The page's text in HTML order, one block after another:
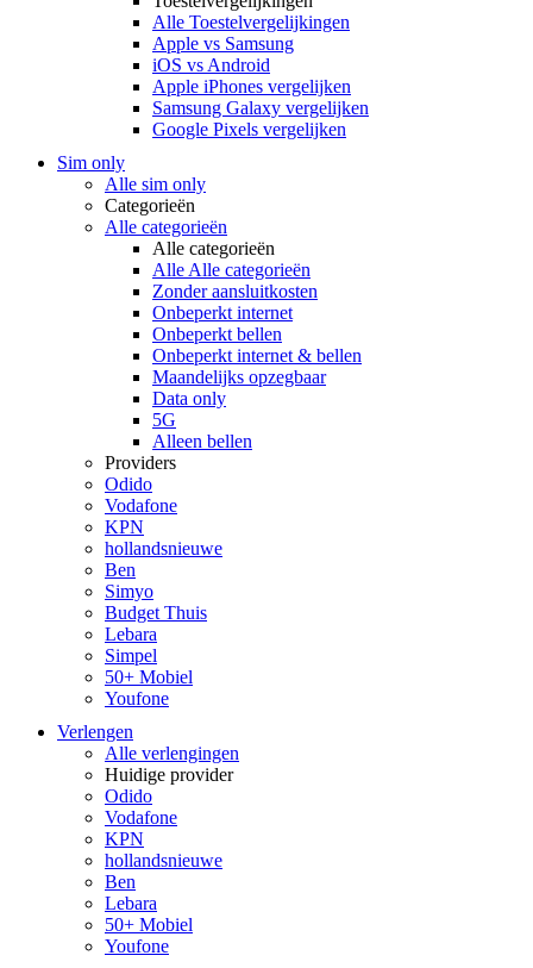
Alle Toestelvergelijkingen
Apple vs Samsung
iOS vs Android
Apple iPhones vergelijken
Samsung Galaxy vergelijken
Google Pixels vergelijken
Sim only
Alle sim only
Categorieën
Alle categorieën
Alle categorieën
Alle Alle categorieën
Zonder aansluitkosten
Onbeperkt internet
Onbeperkt bellen
Onbeperkt internet & bellen
Maandelijks opzegbaar
Data only
5G
Alleen bellen
Providers
Odido
Vodafone
KPN
hollandsnieuwe
Ben
Simyo
Budget Thuis
Lebara
Simpel
50+ Mobiel
Youfone
Verlengen
Alle verlengingen
Huidige provider
Odido
Vodafone
KPN
hollandsnieuwe
Ben
Lebara
50+ Mobiel
Youfone